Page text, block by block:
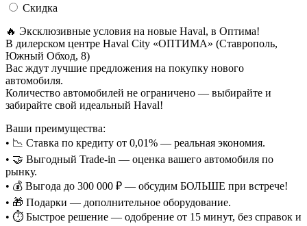
Скидка
🔥 Эксклюзивные условия на новые Haval, в Oптима!
В дилерском центре Haval City «ОПТИМА» (Ставрополь,
Южный Обход, 8)
Вас ждут лучшие предложения на покупку нового
автомобиля.
Количество автомобилей не ограничено — выбирайте и
забирайте свой идеальный Haval!
Ваши преимущества:
• 📉 Ставка по кредиту от 0,01% — реальная экономия.
• 🤝 Выгодный Trade-in — оценка вашего автомобиля по
рынку.
• 💰 Выгода до 300 000 ₽ — обсудим БОЛЬШЕ при встрече!
• 🎁 Подарки — дополнительное оборудование.
• ⏱️ Быстрое решение — одобрение от 15 минут, без справок и